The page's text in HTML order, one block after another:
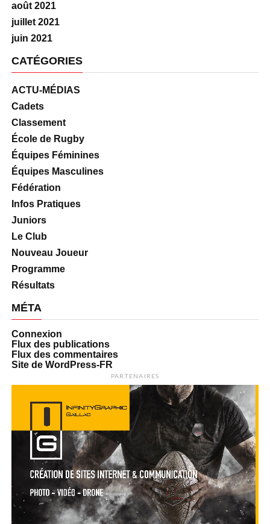
août 2021
juillet 2021
juin 2021
CATÉGORIES
ACTU-MÉDIAS
Cadets
Classement
École de Rugby
Équipes Féminines
Équipes Masculines
Fédération
Infos Pratiques
Juniors
Le Club
Nouveau Joueur
Programme
Résultats
MÉTA
Connexion
Flux des publications
Flux des commentaires
Site de WordPress-FR
PARTENAIRES